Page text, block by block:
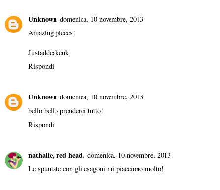
Unknown domenica, 10 novembre, 2013
Amazing pieces!
Justaddcakeuk
Rispondi
Unknown domenica, 10 novembre, 2013
bello bello prenderei tutto!
Rispondi
nathalie, red head. domenica, 10 novembre, 2013
Le spuntate con gli esagoni mi piacciono molto!